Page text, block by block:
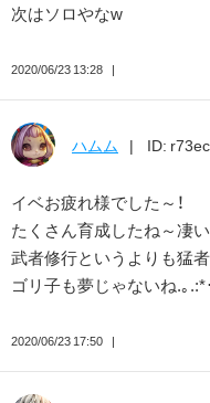
次はソロやなw
2020/06/23 13:28
ハムム ID:
イベお疲れ様でした～！
たくさん育成したね～凄
武者修行というよりも猛
ゴリ子も夢じゃないね.｡.:*
2020/06/23 17:50